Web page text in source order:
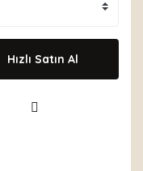
Hızlı Satın Al